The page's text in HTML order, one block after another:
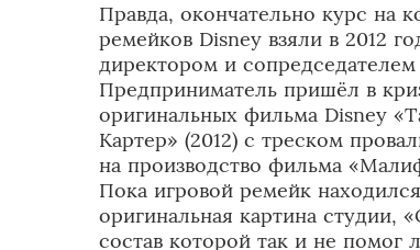
Правда, окончательно курс на
ремейков Disney взяли в 2012
директором и
Предприниматель пришёл в
оригинальных фильма Disney
Картер» (2012) с треском
на производство фильма
Пока игровой ремейк
оригинальная картина студии,
состав которой так и не помог